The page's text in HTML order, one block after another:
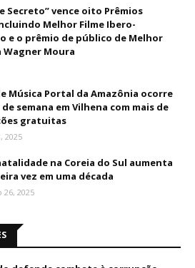
Secreto” vence oito Prêmios
Melhor Filme Ibero-
e o prêmio de público de Melhor
Moura
Música Portal da Amazônia ocorre
semana em Vilhena com mais de
gratuitas
2025
na Coreia do Sul aumenta
vez em uma década
2025